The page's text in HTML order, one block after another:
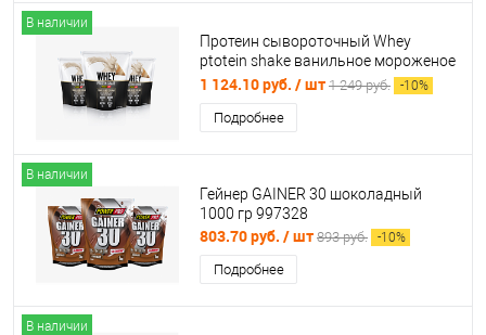
В наличии
Протеин сывороточный Whey
ptotein shake ванильное мороженое
900 гр/30 порций PowerPro 997327
1 124.10 руб. / шт 1 249 руб. -10%
Подробнее
В наличии
Гейнер GAINER 30 шоколадный
1000 гр 997328
803.70 руб. / шт 893 руб. -10%
Подробнее
В наличии